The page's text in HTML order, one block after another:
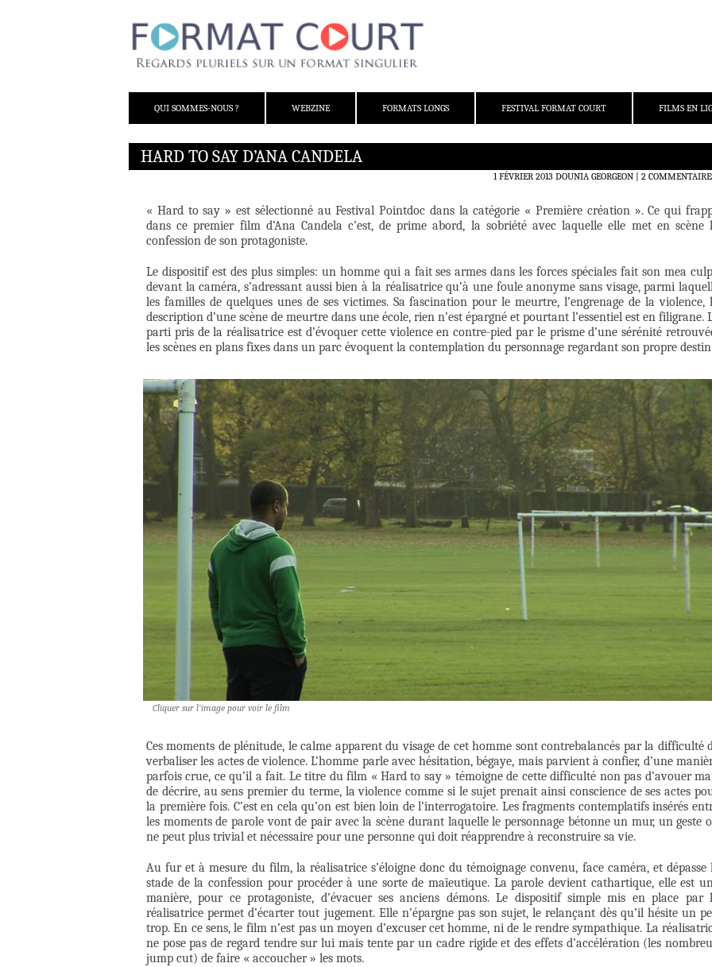
QUI SOMMES-NOUS ?
WEBZINE FORMATS LONGS FESTIVAL FORMAT COURT FILMS EN
HARD TO SAY D’ANA CANDELA
1 FÉVRIER 2013 DOUNIA GEORGEON 2
« Hard to say » est sélectionné au Festival Pointdoc dans la catégorie « Première création ». Ce qui
dans ce premier film d’Ana Candela c’est, de prime abord, la sobriété avec laquelle elle met en scène
confession de son protagoniste.
Le dispositif est des plus simples: un homme qui a fait ses armes dans les forces spéciales fait son mea
devant la caméra, s’adressant aussi bien à la réalisatrice qu’à une foule anonyme sans visage, parmi
les familles de quelques unes de ses victimes. Sa fascination pour le meurtre, l’engrenage de la violence,
description d’une scène de meurtre dans une école, rien n’est épargné et pourtant l’essentiel est en filigrane.
parti pris de la réalisatrice est d’évoquer cette violence en contre-pied par le prisme d’une sérénité
les scènes en plans fixes dans un parc évoquent la contemplation du personnage regardant son propre
Cliquer sur l’image pour voir le film
Ces moments de plénitude, le calme apparent du visage de cet homme sont contrebalancés par la difficulté
verbaliser les actes de violence. L’homme parle avec hésitation, bégaye, mais parvient à confier, d’une
parfois crue, ce qu’il a fait. Le titre du film « Hard to say » témoigne de cette difficulté non pas d’avouer
de décrire, au sens premier du terme, la violence comme si le sujet prenait ainsi conscience de ses actes
la première fois. C’est en cela qu’on est bien loin de l’interrogatoire. Les fragments contemplatifs insérés
les moments de parole vont de pair avec la scène durant laquelle le personnage bétonne un mur, un geste
ne peut plus trivial et nécessaire pour une personne qui doit réapprendre à reconstruire sa vie.
Au fur et à mesure du film, la réalisatrice s’éloigne donc du témoignage convenu, face caméra, et dépasse
stade de la confession pour procéder à une sorte de maïeutique. La parole devient cathartique, elle est
manière, pour ce protagoniste, d’évacuer ses anciens démons. Le dispositif simple mis en place par
réalisatrice permet d’écarter tout jugement. Elle n’épargne pas son sujet, le relançant dès qu’il hésite un
trop. En ce sens, le film n’est pas un moyen d’excuser cet homme, ni de le rendre sympathique. La
ne pose pas de regard tendre sur lui mais tente par un cadre rigide et des effets d’accélération (les
jump cut) de faire « accoucher » les mots.